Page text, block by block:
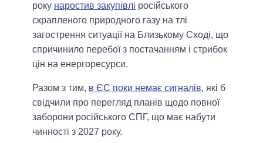
року наростив закупівлі російського
скрапленого природного газу на тлі
загострення ситуації на Близькому Сході, що
спричинило перебої з постачанням і стрибок
цін на енергоресурси.
Разом з тим, в ЄС поки немає сигналів, які б
свідчили про перегляд планів щодо повної
заборони російського СПГ, що має набути
чинності з 2027 року.